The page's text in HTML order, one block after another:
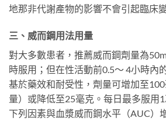
地那非代謝產物的影響不會引起臨床
三、威而鋼用法用量
對大多數患者，推薦威而鋼劑量為
時服用；但在性活動前0.5～ 4小時內
基於藥效和耐受性，劑量可增加至
量）或降低至25毫克。每日最多服用1
下列因素與血漿威而鋼水平（AUC）